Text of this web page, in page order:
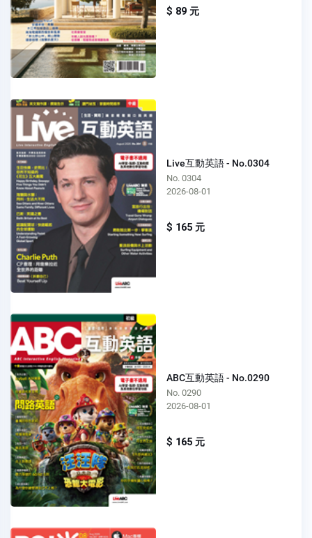
$ 89 元
Live互動英語 - No.0304
No. 0304
2026-08-01
$ 165 元
ABC互動英語 - No.0290
No. 0290
2026-08-01
$ 165 元